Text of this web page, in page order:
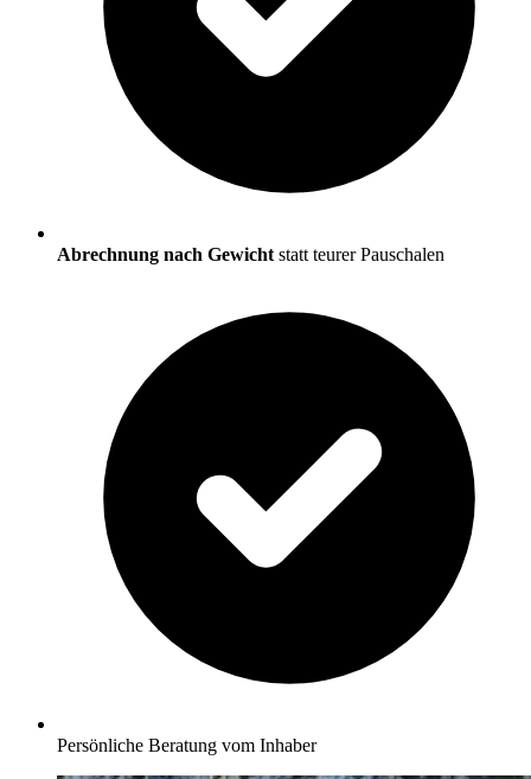
Abrechnung nach Gewicht statt teurer Pauschalen
Persönliche Beratung vom Inhaber